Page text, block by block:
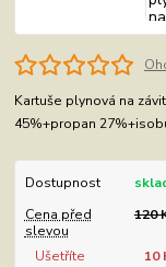
Kartuše plynová na
45%+propan
Dostupnost
Cena před
slevou
120
Ušetříte 10